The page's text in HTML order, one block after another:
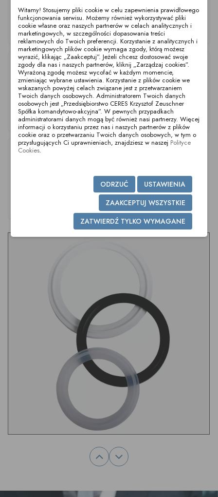
Uszczelka TC DN65
DIN SIL-L
Uszczelka TC DN32
DIN SIL-L
Uszczelka TC DN15
Uszczelka TC DN25
DIN SIL-L
Uszczelka TC DN10
DIN SIL-L
Uszczelka TC DN40
DIN SIL-L
Uszczelka TC DN20
DIN SIL-L
Witamy! Stosujemy pliki cookie w celu zapewnienia prawidłowego
funkcjonowania serwisu. Możemy również wykorzystywać pliki
cookie własne oraz naszych partnerów w celach analitycznych i
marketingowych, w szczególności dopasowania treści
reklamowych do Twoich preferencji. Korzystanie z analitycznych i
marketingowych plików cookie wymaga zgody, którą możesz
wyrazić, klikając „Zaakceptuj”. Jeżeli chcesz dostosować swoje
zgody dla nas i naszych partnerów, kliknij „Zarządzaj cookies”.
Wyrażoną zgodę możesz wycofać w każdym momencie,
zmieniając wybrane ustawienia. Korzystanie z plików cookie we
wskazanych powyżej celach związane jest z przetwarzaniem
Twoich danych osobowych. Administratorem Twoich danych
osobowych jest „Przedsiębiorstwo CERES Krzysztof Zeuschner
Spółka komandytowo-akcyjna”. W pewnych przypadkach
administratorami danych mogą być również nasi partnerzy. Więcej
informacji o korzystaniu przez nas i naszych partnerów z plików
cookie oraz o przetwarzaniu Twoich danych osobowych, w tym o
przysługujących Ci uprawnieniach, znajdziesz w naszej Polityce
Cookies.
USTAWIENIA
ODRZUĆ
ZAAKCEPTUJ WSZYSTKIE
ZATWIERDŹ TYLKO WYMAGANE